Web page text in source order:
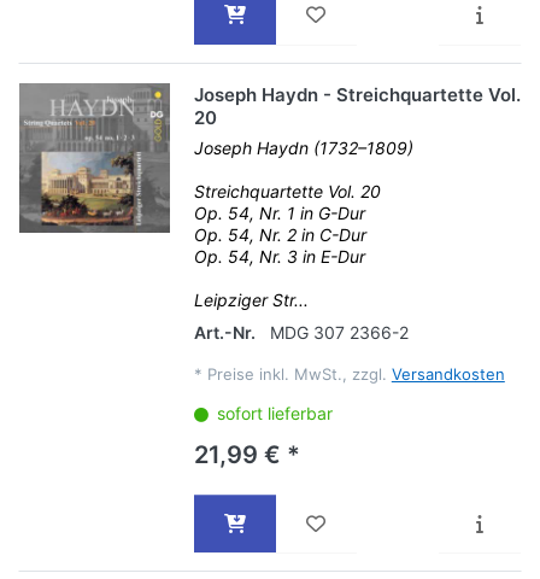
Joseph Haydn - Streichquartette Vol.
20
Joseph Haydn (1732–1809)
Streichquartette Vol. 20
Op. 54, Nr. 1 in G-Dur
Op. 54, Nr. 2 in C-Dur
Op. 54, Nr. 3 in E-Dur
Leipziger Str...
Art.-Nr.
MDG 307 2366-2
* Preise inkl. MwSt., zzgl. Versandkosten
sofort lieferbar
21,99 € *